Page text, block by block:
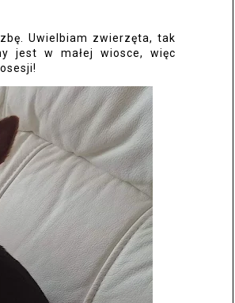
Uwielbiam zwierzęta, tak
jest w małej wiosce, więc